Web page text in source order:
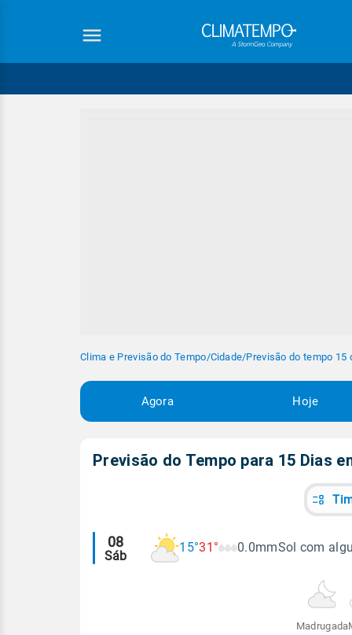
Clima e Previsão do Tempo/Cidade/Previsão do tempo 15
Agora Hoje
Previsão do Tempo para 15 Dias
Alertas
meteorológicos
08
Sáb
15°31° 0.0mmSol com
Madrugada